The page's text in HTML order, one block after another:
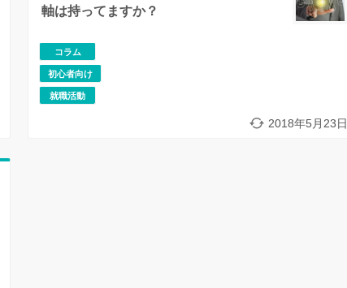
軸は持ってますか？
コラム
初心者向け
就職活動
2018年5月23日